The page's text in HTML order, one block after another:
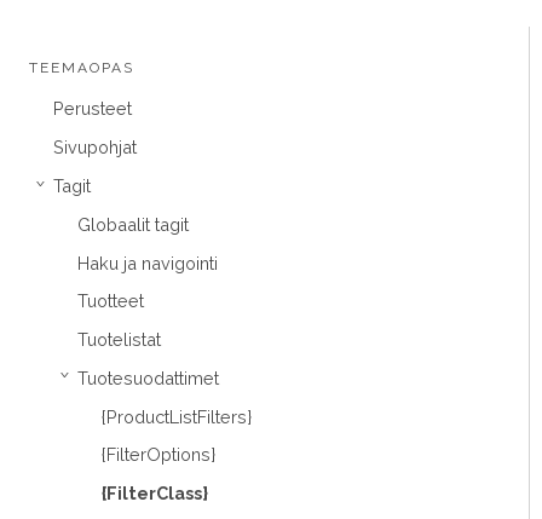
TEEMAOPAS
Perusteet
Sivupohjat
› Tagit
Globaalit tagit
Haku ja navigointi
Tuotteet
Tuotelistat
› Tuotesuodattimet
{ProductListFilters}
{FilterOptions}
{FilterClass}